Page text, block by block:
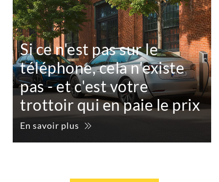
Si ce n'est pas sur le
téléphone, cela n'existe
pas - et c'est votre
trottoir qui en paie le prix
En savoir plus